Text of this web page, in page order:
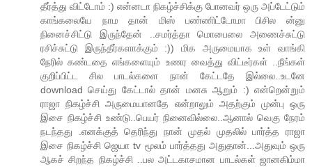
தீர்த்து விட்டோம் :) என்னடா நிகழ்ச்சிக்கு போனவர் ஒரு அப்டேட்டும்
காங்கலையே நாம தான் மிஸ் பண்ணிட்டோமா பிசில ன்னு
நினைச்சிட்டு இருந்தேன் ..சமர்த்தா மொபைலை அணைச்சுட்டு
ரசிச்சுட்டு இருந்தீர்களாக்கும் :)) மிக அருமையாக உள் வாங்கி
நேரில் கண்டதை எங்களையும் உணர வைத்து விட்டீர்கள் ..நீங்கள்
குறிப்பிட்ட சில பாடல்களை நான் கேட்டதே இல்லை..உடனே
download செய்து கேட்டால் தான் மனசு ஆறும் :) என்றென்றும்
ராஜா நிகழ்ச்சி அருமையானதே என்றாலும் அதற்கும் முன்பு ஒரு
இசை நிகழ்ச்சி உண்டு..பெயர் நினைவில்லை..ஆனால் வெகு நேரம்
நடந்தது .எனக்குத் தெரிந்து நான் முதல் முதலில் பார்த்த ராஜா
இசை நிகழ்ச்சி ஜெயா tv மூலம் பார்த்தது அதுதான்...அதுவும் ஒரு
ஆகச் சிறந்த நிகழ்ச்சி ..பல அட்டகாசமான பாடல்கள் ஜானகிம்மா